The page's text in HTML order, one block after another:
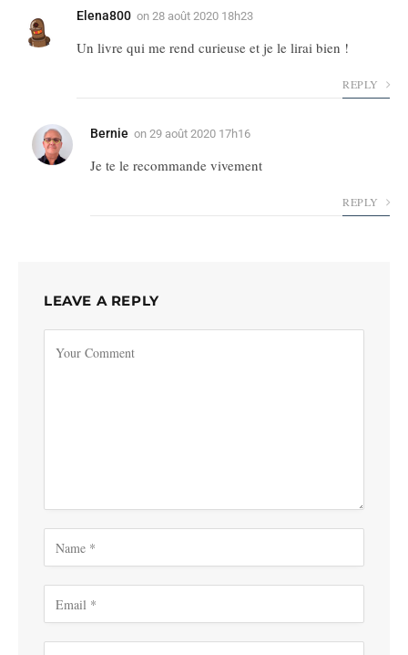
Elena800 on 28 août 2020 18h23
Un livre qui me rend curieuse et je le lirai bien !
REPLY
Bernie on 29 août 2020 17h16
Je te le recommande vivement
REPLY
LEAVE A REPLY